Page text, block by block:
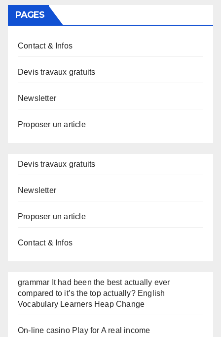
PAGES
Contact & Infos
Devis travaux gratuits
Newsletter
Proposer un article
Devis travaux gratuits
Newsletter
Proposer un article
Contact & Infos
grammar It had been the best actually ever
compared to it’s the top actually? English
Vocabulary Learners Heap Change
On-line casino Play for A real income